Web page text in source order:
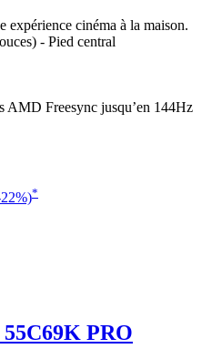
expérience cinéma à la maison.
- Pied central
Freesync jusqu’en 144Hz
*
55C69K PRO